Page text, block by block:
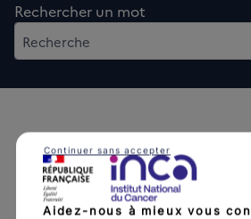
Rechercher un mot
L'Institut national du cancer est
Aidez-nous à mieux vous
Continuer sans accepter